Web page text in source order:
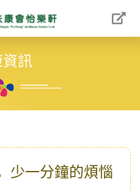
訊
少一分鐘的煩惱